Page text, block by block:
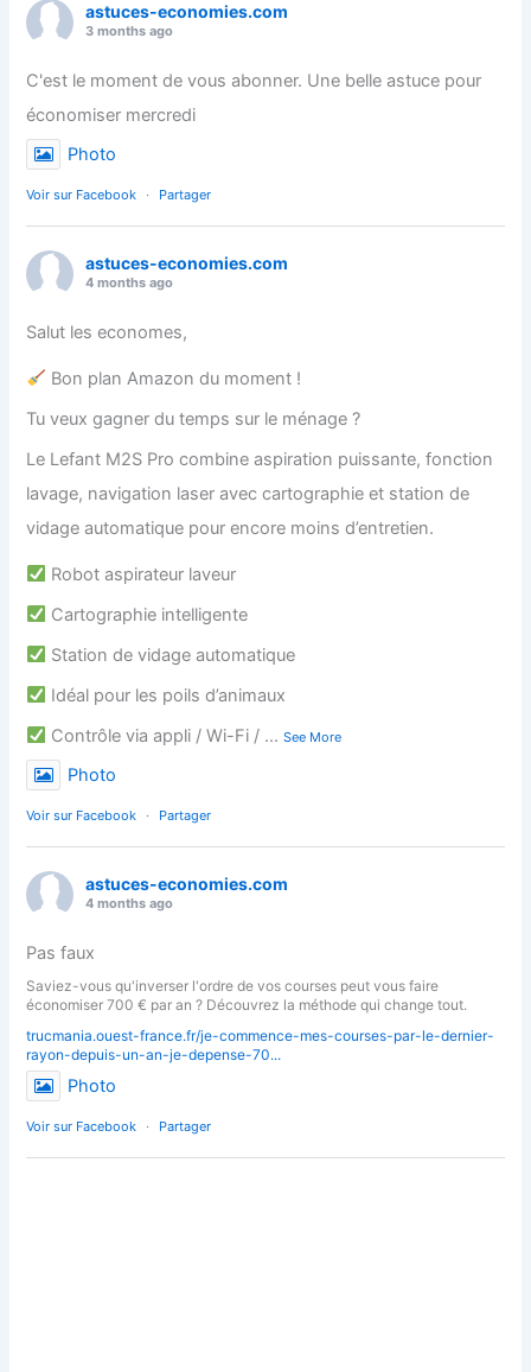
astuces-economies.com
3 months ago
C'est le moment de vous abonner. Une belle astuce pour
économiser mercredi
Photo
Voir sur Facebook · Partager
astuces-economies.com
4 months ago
Salut les economes,
Bon plan Amazon du moment !
Tu veux gagner du temps sur le ménage ?
Le Lefant M2S Pro combine aspiration puissante, fonction
lavage, navigation laser avec cartographie et station de
vidage automatique pour encore moins d’entretien.
Robot aspirateur laveur
Cartographie intelligente
Station de vidage automatique
Idéal pour les poils d’animaux
Contrôle via appli / Wi-Fi / ...See More
Photo
Voir sur Facebook · Partager
astuces-economies.com
4 months ago
Pas faux
Saviez-vous qu'inverser l'ordre de vos courses peut vous faire
économiser 700 € par an ? Découvrez la méthode qui change tout.
trucmania.ouest-france.fr/je-commence-mes-courses-par-le-dernier-
rayon-depuis-un-an-je-depense-70...
Photo
Voir sur Facebook · Partager